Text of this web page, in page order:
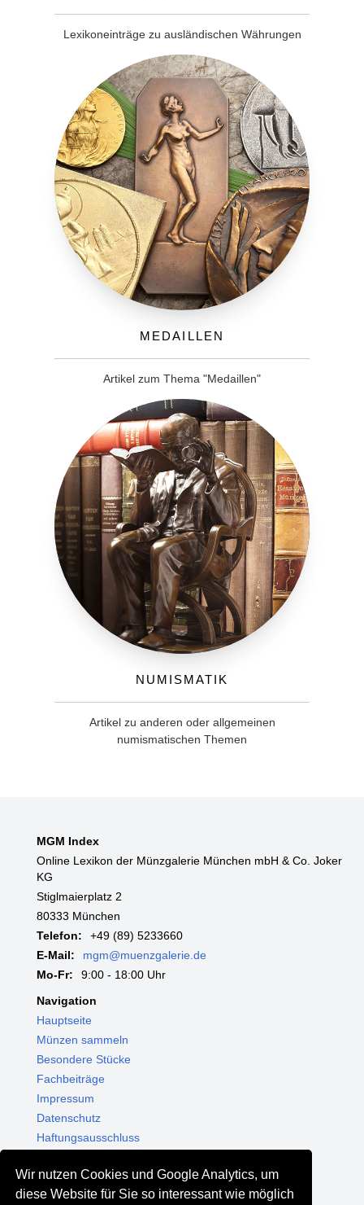
Wir nutzen Cookies und Google Analytics, um
diese Website für Sie so interessant wie möglich
Lexikoneinträge zu ausländischen Währungen
Medaillen
Artikel zum Thema "Medaillen"
Numismatik
Artikel zu anderen oder allgemeinen
numismatischen Themen
MGM Index
Online Lexikon der Münzgalerie München mbH & Co. Joker
KG
Stiglmaierplatz 2
80333 München
Telefon:
+49 (89) 5233660
E-Mail:
mgm@muenzgalerie.de
Mo-Fr:
9:00 - 18:00 Uhr
Navigation
Hauptseite
Münzen sammeln
Besondere Stücke
Fachbeiträge
Impressum
Datenschutz
Haftungsausschluss
Shop - Online kaufen
Münzgalerie München